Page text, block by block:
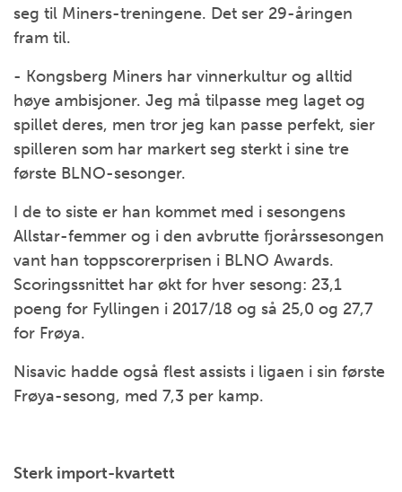
seg til Miners-treningene. Det ser 29-åringen
fram til.
- Kongsberg Miners har vinnerkultur og alltid
høye ambisjoner. Jeg må tilpasse meg laget og
spillet deres, men tror jeg kan passe perfekt, sier
spilleren som har markert seg sterkt i sine tre
første BLNO-sesonger.
I de to siste er han kommet med i sesongens
Allstar-femmer og i den avbrutte fjorårssesongen
vant han toppscorerprisen i BLNO Awards.
Scoringssnittet har økt for hver sesong: 23,1
poeng for Fyllingen i 2017/18 og så 25,0 og 27,7
for Frøya.
Nisavic hadde også flest assists i ligaen i sin første
Frøya-sesong, med 7,3 per kamp.
Sterk import-kvartett